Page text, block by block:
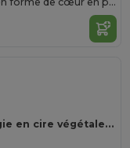
KEOPS MEDIUM Bougie en cire végétale 200 gr